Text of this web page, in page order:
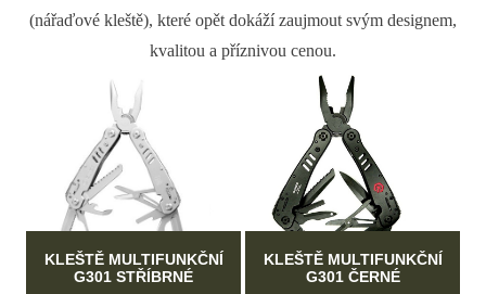
(nářaďové kleště), které opět dokáží zaujmout svým designem,
kvalitou a příznivou cenou.
KLEŠTĚ MULTIFUNKČNÍ
G301 STŘÍBRNÉ
KLEŠTĚ MULTIFUNKČNÍ
G301 ČERNÉ